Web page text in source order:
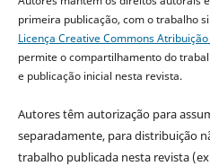
primeira publicação, com o trabalho
Licença Creative Commons
permite o compartilhamento do
e publicação inicial nesta revista.
Autores têm autorização para
separadamente, para distribuição
trabalho publicada nesta revista